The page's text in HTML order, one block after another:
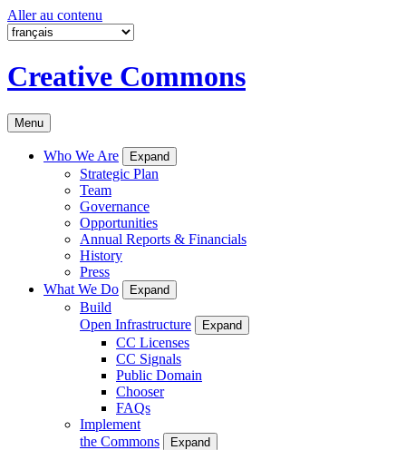
Aller au contenu
Creative Commons
Menu
Who We Are Expand
Strategic Plan
Team
Governance
Opportunities
Annual Reports & Financials
History
Press
What We Do
Expand
Build
Open Infrastructure
Expand
CC Licenses
CC Signals
Public Domain
Chooser
FAQs
Implement
the Commons
Expand